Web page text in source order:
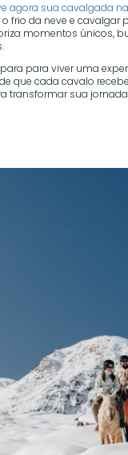
agora sua cavalgada
frio da neve e
momentos únicos,
para viver uma
que cada cavalo
transformar sua